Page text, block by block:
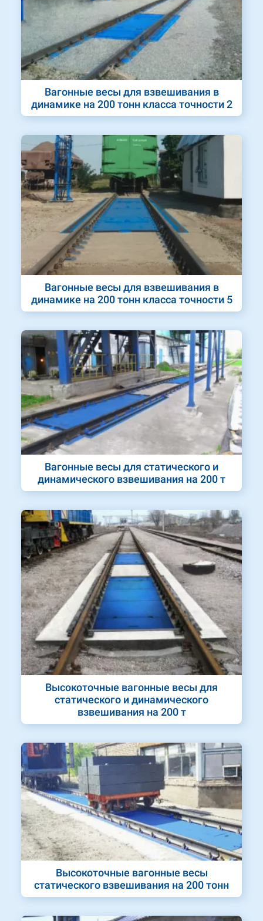
Вагонные весы для взвешивания в
динамике на 200 тонн класса точности 2
Вагонные весы для взвешивания в
динамике на 200 тонн класса точности 5
Вагонные весы для статического и
динамического взвешивания на 200 т
Высокоточные вагонные весы для
статического и динамического
взвешивания на 200 т
Высокоточные вагонные весы
статического взвешивания на 200 тонн